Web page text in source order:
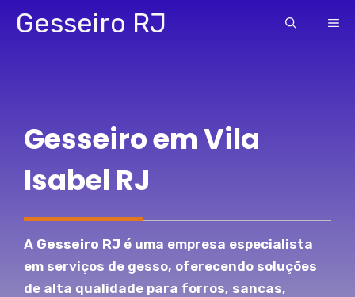
Pular
paraGesseiro RJ
Gesseiro em Vila
Isabel RJ
A Gesseiro RJ é uma empresa especialista
em serviços de gesso, oferecendo soluções
de alta qualidade para forros, sancas,